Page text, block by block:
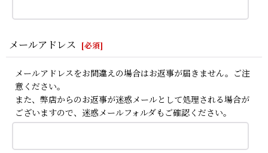
メールアドレス [必須]
メールアドレスをお間違えの場合はお返事が届きません。ご注
意ください。
また、弊店からのお返事が迷惑メールとして処理される場合が
ございますので、迷惑メールフォルダもご確認ください。